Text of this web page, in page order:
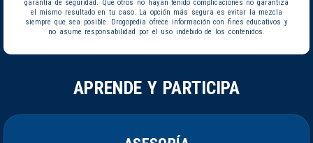
garantía de seguridad. Que otros no hayan tenido complicaciones no garantiza
el mismo resultado en tu caso. La opción más segura es evitar la mezcla
siempre que sea posible. Drogopedia ofrece información con fines educativos y
no asume responsabilidad por el uso indebido de los contenidos.
APRENDE Y PARTICIPA